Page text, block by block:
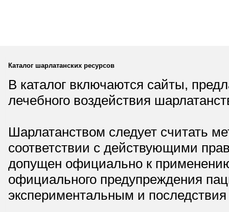
Каталог шарлатанских ресурсов
В каталог включаются сайты,
лечебного воздействия
Шарлатанством следует считать
соответствии с действующими
допущен официально к
официального предупреждения
экспериментальным и